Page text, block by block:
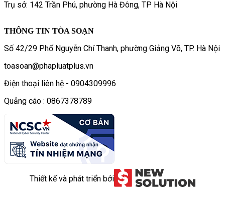
Trụ sở: 142 Trần Phú, phường Hà Đông, TP Hà Nội
THÔNG TIN TÒA SOẠN
Số 42/29 Phố Nguyễn Chí Thanh, phường Giảng Võ, TP. Hà Nội
toasoan@phapluatplus.vn
Điện thoại liên hệ - 0904309996
Quảng cáo : 0867378789
Thiết kế và phát triển bởi